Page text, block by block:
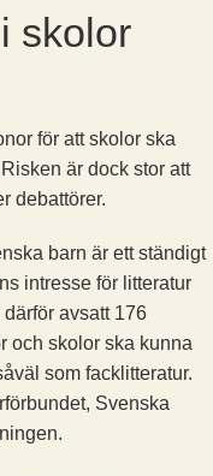
skolor
för att skolor ska
är dock stor att
debattörer.
barn är ett ständigt
intresse för litteratur
avsatt 176
och skolor ska kunna
som facklitteratur.
Svenska